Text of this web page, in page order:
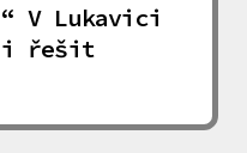
V Lukavici
i řešit